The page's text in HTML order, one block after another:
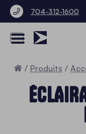
704-312-1600
Accueil
Produits